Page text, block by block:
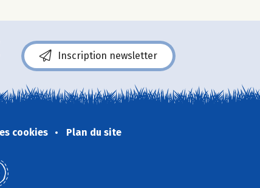
Inscription newsletter
cookies Plan du site